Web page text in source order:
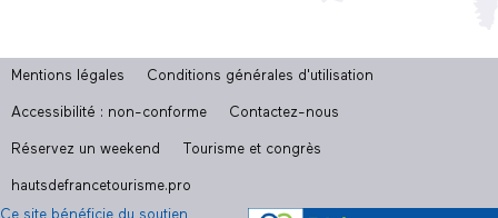
Mentions légales Conditions générales d'utilisation
Accessibilité : non-conforme Contactez-nous
Réservez un weekend Tourisme et congrès
hautsdefrancetourisme.pro